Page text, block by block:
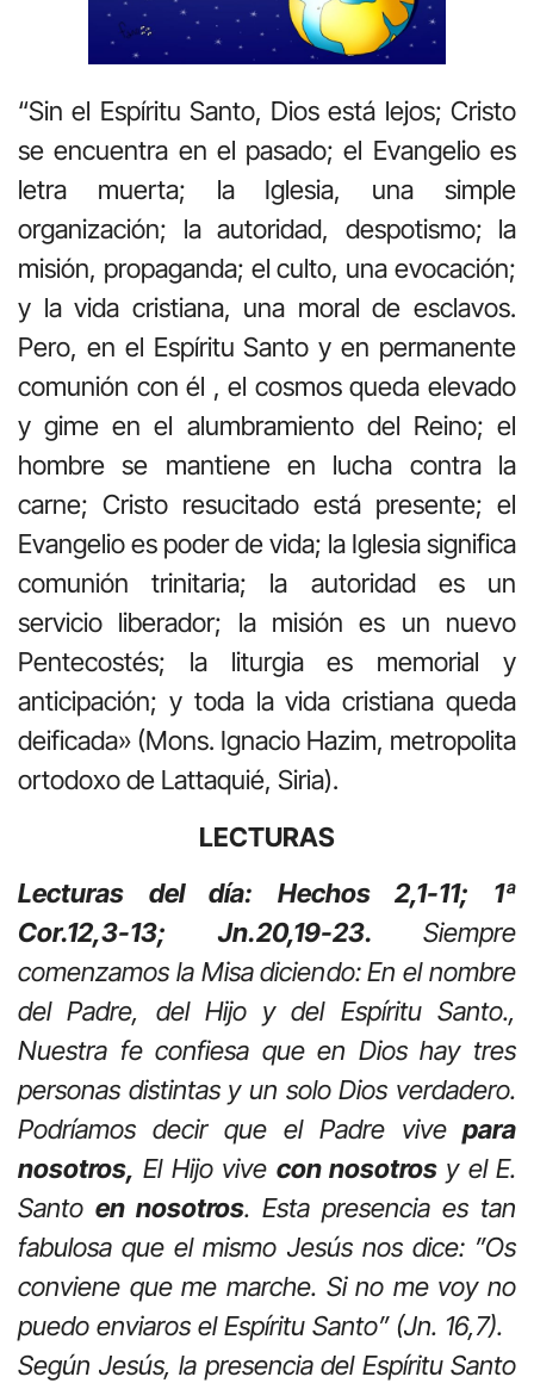
“Sin el Espíritu Santo, Dios está lejos; Cristo
se encuentra en el pasado; el Evangelio es
letra muerta; la Iglesia, una simple
organización; la autoridad, despotismo; la
misión, propaganda; el culto, una evocación;
y la vida cristiana, una moral de esclavos.
Pero, en el Espíritu Santo y en permanente
comunión con él , el cosmos queda elevado
y gime en el alumbramiento del Reino; el
hombre se mantiene en lucha contra la
carne; Cristo resucitado está presente; el
Evangelio es poder de vida; la Iglesia significa
comunión trinitaria; la autoridad es un
servicio liberador; la misión es un nuevo
Pentecostés; la liturgia es memorial y
anticipación; y toda la vida cristiana queda
deificada» (Mons. Ignacio Hazim, metropolita
ortodoxo de Lattaquié, Siria).
LECTURAS
Lecturas del día: Hechos 2,1-11; 1ª
Cor.12,3-13; Jn.20,19-23. Siempre
comenzamos la Misa diciendo: En el nombre
del Padre, del Hijo y del Espíritu Santo.,
Nuestra fe confiesa que en Dios hay tres
personas distintas y un solo Dios verdadero.
Podríamos decir que el Padre vive para
nosotros, El Hijo vive con nosotrosy el E.
Santo en nosotros. Esta presencia es tan
fabulosa que el mismo Jesús nos dice: ”Os
conviene que me marche. Si no me voy no
puedo enviaros el Espíritu Santo” (Jn. 16,7).
Según Jesús, la presencia del Espíritu Santo